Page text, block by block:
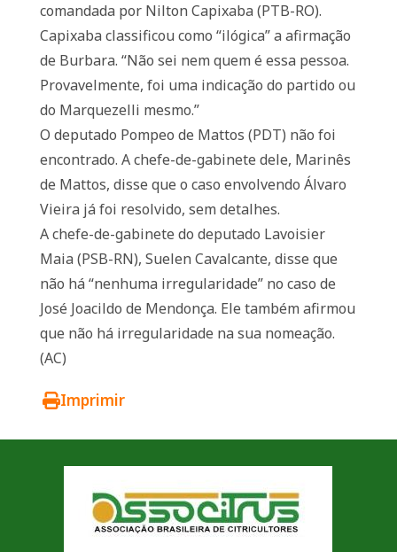
comandada por Nilton Capixaba (PTB-RO).
Capixaba classificou como “ilógica” a afirmação
de Burbara. “Não sei nem quem é essa pessoa.
Provavelmente, foi uma indicação do partido ou
do Marquezelli mesmo.”
O deputado Pompeo de Mattos (PDT) não foi
encontrado. A chefe-de-gabinete dele, Marinês
de Mattos, disse que o caso envolvendo Álvaro
Vieira já foi resolvido, sem detalhes.
A chefe-de-gabinete do deputado Lavoisier
Maia (PSB-RN), Suelen Cavalcante, disse que
não há “nenhuma irregularidade” no caso de
José Joacildo de Mendonça. Ele também afirmou
que não há irregularidade na sua nomeação.
(AC)
Imprimir